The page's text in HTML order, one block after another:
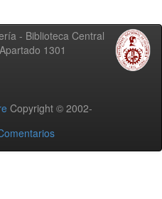
- Biblioteca Central
1301
Copyright © 2002-